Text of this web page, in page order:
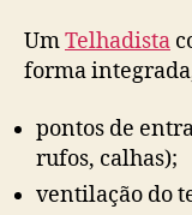
UmTelhadista
forma
pontos de
rufos, calhas);
ventilação do